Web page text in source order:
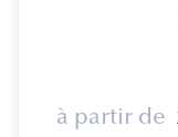
à partir de